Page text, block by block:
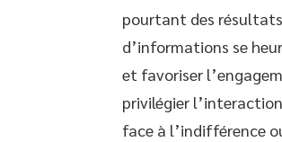
pourtant des
d’informations se
et favoriser
privilégier
face à l’indifférence